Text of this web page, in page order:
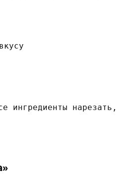
ингредиенты нарезать,